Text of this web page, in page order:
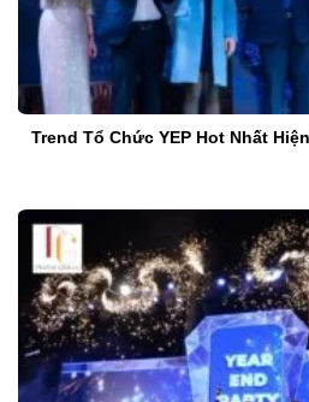
Trend Tổ Chức YEP Hot Nhất